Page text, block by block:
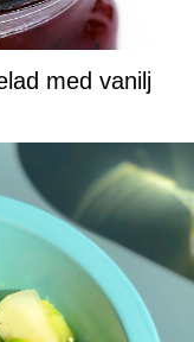
med vanilj